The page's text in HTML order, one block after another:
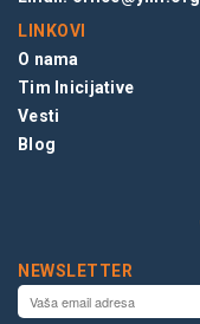
LINKOVI
O nama
Tim Inicijative
Vesti
Blog
NEWSLETTER